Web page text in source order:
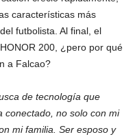
características más
futbolista. Al final, el
200, ¿pero por qué
a Falcao?
de tecnología que
conectado, no solo con mi
mi familia. Ser esposo y